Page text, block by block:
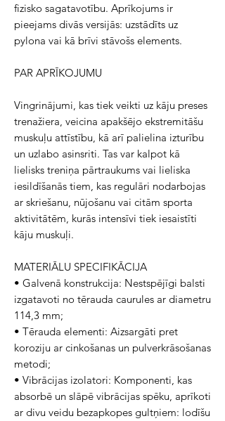
fizisko sagatavotību. Aprīkojums ir
pieejams divās versijās: uzstādīts uz
pylona vai kā brīvi stāvošs elements.
PAR APRĪKOJUMU
Vingrinājumi, kas tiek veikti uz kāju preses
trenažiera, veicina apakšējo ekstremitāšu
muskuļu attīstību, kā arī palielina izturību
un uzlabo asinsriti. Tas var kalpot kā
lielisks treniņa pārtraukums vai lieliska
iesildīšanās tiem, kas regulāri nodarbojas
ar skriešanu, nūjošanu vai citām sporta
aktivitātēm, kurās intensīvi tiek iesaistīti
kāju muskuļi.
MATERIĀLU SPECIFIKĀCIJA
• Galvenā konstrukcija: Nestspējīgi balsti
izgatavoti no tērauda caurules ar diametru
114,3 mm;
• Tērauda elementi: Aizsargāti pret
koroziju ar cinkošanas un pulverkrāsošanas
metodi;
• Vibrācijas izolatori: Komponenti, kas
absorbē un slāpē vibrācijas spēku, aprīkoti
ar divu veidu bezapkopes gultņiem: lodīšu